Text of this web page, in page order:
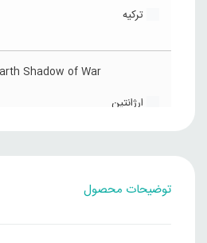
ترکیه
ارژانتین
Shadow of War
برزیل
توضیحات محصول